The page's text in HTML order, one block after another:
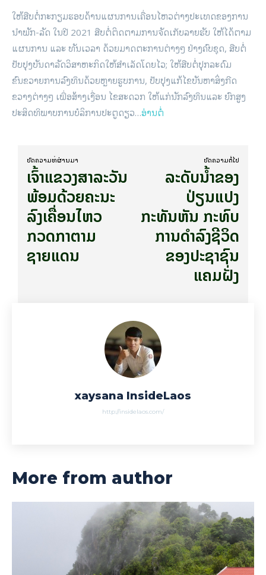
ໃຫ້ສືບຕໍ່ກະກຽມຮອບດ້ານແຜນການເຄື່ອນໄຫວຕ່າງປະເທດຂອງການ
ນຳພັກ-ລັດ ໃນປີ 2021 ສືບຕໍ່ຕິດຕາມການຈັດເກັບລາຍຮັບ ໃຫ້ໄດ້ຕາມ
ແຜນການ ແລະ ທັນເວລາ ດ້ວຍມາດຕະການຕ່າງໆ ຢ່າງຄົບຊຸດ, ສືບຕໍ່
ປັບປຸງບັນດາລັດວິສາຫະກິດໃຫ້ສໍາເລັດໂດຍໄວ; ໃຫ້ສືບຕໍ່ປຸກລະດົມ
ຂົນຂວາຍການລົງທຶນດ້ວຍຫຼາຍຮູບການ, ປັບປຸງແກ້ໄຂບັນຫາສິ່ງກີດ
ຂວາງຕ່າງໆ ເພື່ອສ້າງເງື່ອນ ໄຂສະດວກ ໃຫ້ແກ່ນັກລົງທຶນແລະ ຍົກສູງ
ປະສິດທິພາບການບໍລິການປະຕູດຽວ…ອ່ານຕໍ່
ບົດ​ຄວາມ​ທີ່​ຜ່ານ​ມາ
ເຈົ້າແຂວງສາລະວັນ
ພ້ອມດ້ວຍຄະນະ
ລົງເຄື່ອນໄຫວ
ກວດກາຕາມ
ຊາຍແດນ
ບົດ​ຄວາມ​ຕໍ່​ໄປ
ລະດັບນໍ້າຂອງ
ປ່ຽນແປງ
ກະທັນຫັນ ກະທົບ
ການດຳລົງຊີວິດ
ຂອງປະຊາຊົນ
ແຄມຝັ່ງ
xaysana InsideLaos
http://insidelaos.com/
More from author